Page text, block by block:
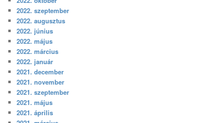
2022. szeptember
2022. augusztus
2022. június
2022. május
2022. március
2022. január
2021. december
2021. november
2021. szeptember
2021. május
2021. április